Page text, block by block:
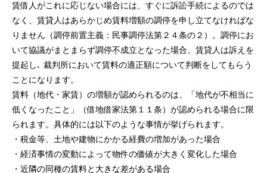
賃借人がこれに応じない場合には、すぐに訴訟手続によるのでは
なく、賃貸人はあらかじめ賃料増額の調停を申し立てなければな
りません（調停前置主義：民事調停法第２４条の２）。調停にお
いて協議がまとまらず調停不成立となった場合、賃貸人は訴えを
提起し､ 裁判所において賃料の適正額について判断をしてもらう
ことになります。
賃料（地代・家賃）の増額が認められるのは、「地代が不相当に
低くなったこと」（借地借家法第１１条）が認められる場合に限
られます。具体的には以下のような事情が挙げられます。
・税金等、土地や建物にかかる経費の増加があった場合
・経済事情の変動によって物件の価値が大きく変化した場合
・近隣の同種の賃料と大きな差がある場合